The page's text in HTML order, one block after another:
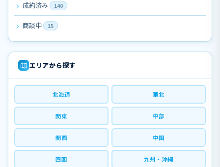
成約済み 140
商談中 15
エリアから探す
北海道 東北
関東 中部
関西 中国
四国 九州・沖縄